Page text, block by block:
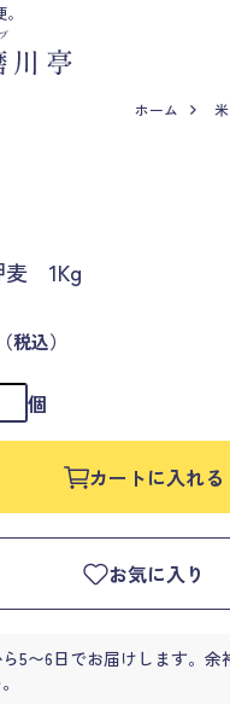
ホーム 米
麦 1Kg
（税込）
個
カートに入れる
お気に入り
5〜6日でお届けします。余